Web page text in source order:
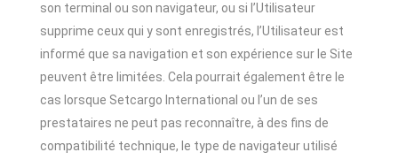
son terminal ou son navigateur, ou si l’Utilisateur
supprime ceux qui y sont enregistrés, l’Utilisateur est
informé que sa navigation et son expérience sur le Site
peuvent être limitées. Cela pourrait également être le
cas lorsque Setcargo International ou l’un de ses
prestataires ne peut pas reconnaître, à des fins de
compatibilité technique, le type de navigateur utilisé